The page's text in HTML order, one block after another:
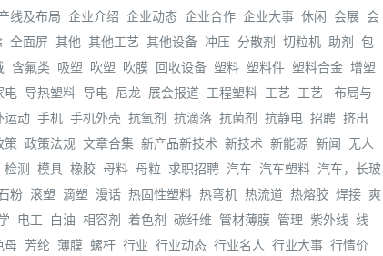
线及布局 企业介绍 企业动态 企业合作 企业大事 休闲 会展 会
全面屏 其他 其他工艺 其他设备 冲压 分散剂 切粒机 助剂 包
含氟类 吸塑 吹塑 吹膜 回收设备 塑料 塑料件 塑料合金 增塑
电 导热塑料 导电 尼龙 展会报道 工程塑料 工艺 工艺
布局与
运动 手机 手机外壳 抗氧剂 抗滴落 抗菌剂 抗静电 招聘 挤出
策 政策法规 文章合集 新产品新技术 新技术 新能源 新闻 无人
检测 模具 橡胶 母料 母粒 求职招聘 汽车 汽车塑料 汽车，长玻
粉 滚塑 滴塑 漫话 热固性塑料 热弯机 热流道 热熔胶 焊接 爽
电工 白油 相容剂 着色剂 碳纤维 管材薄膜 管理 紫外线 线
母 芳纶 薄膜 螺杆 行业 行业动态 行业名人 行业大事 行情价